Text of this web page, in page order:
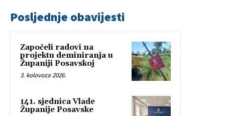
Posljednje obavijesti
Započeli radovi na
projektu deminiranja u
Županiji Posavskoj
3. kolovoza 2026.
141. sjednica Vlade
Županije Posavske